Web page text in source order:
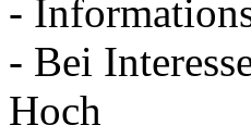
-
- Bei
Hoch